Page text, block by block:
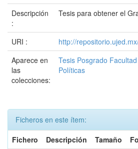
Descripción
:
Tesis para obtener el
URI :
http://
Aparece en
las
colecciones:
Tesis Posgrado
Políticas
Ficheros en este ítem:
Fichero
Descripción Tamaño